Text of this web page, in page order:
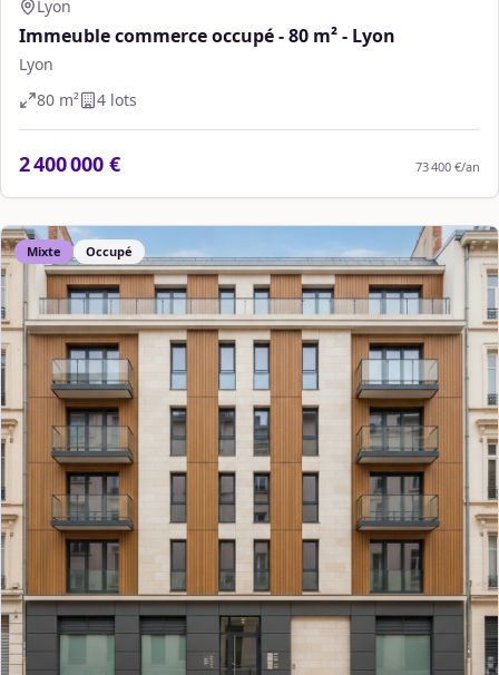
Lyon
Immeuble commerce occupé - 80 m² - Lyon
Lyon
80 m² 4 lots
2 400 000 € 73 400 €/an
Mixte Occupé